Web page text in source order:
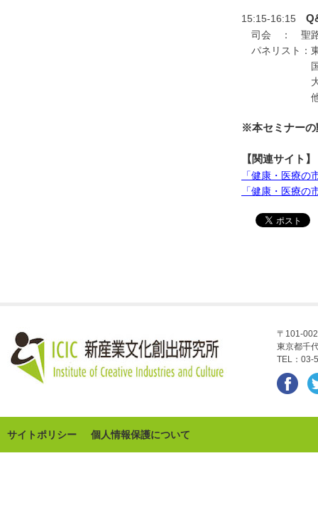
15:15-16:15
司会 ： 聖路
パネリスト：
国立がん
大阪市立総
※本セミナーの
【関連サイト】
「健康・医療
「健康・医療
〒101-
東京都千
TEL：
サイトポリシー 個人情報保護について